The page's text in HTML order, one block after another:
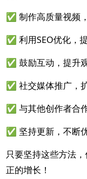
✅ 制作高质量视频
✅ 利用SEO优化，
✅ 鼓励互动，提升
✅ 社交媒体推广，
✅ 与其他创作者合
✅ 坚持更新，不断
只要坚持这些方法
正的增长！